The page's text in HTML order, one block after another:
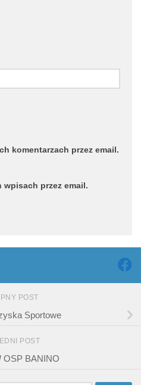
komentarzach przez email.
wpisach przez email.
POST
Sportowe
POST
OSP BANINO